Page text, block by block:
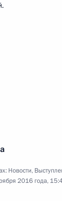
Новости,
2016 года,